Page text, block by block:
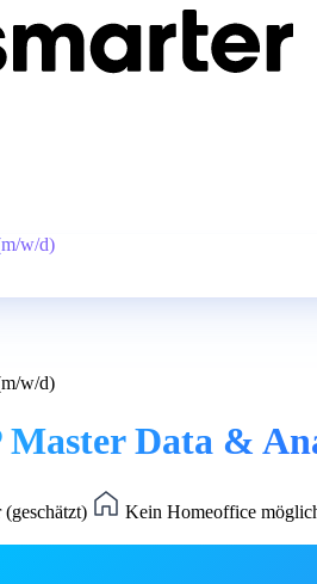
w/d)
w/d)
Master Data &
Kein Homeoffice